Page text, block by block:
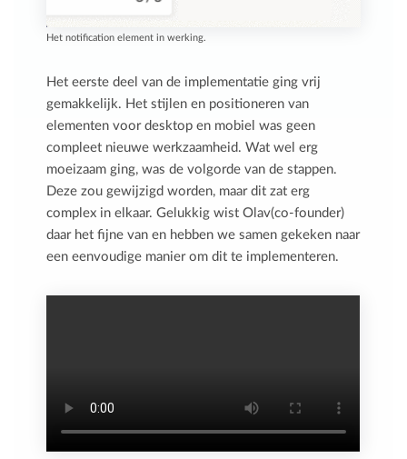
Het notification element in werking.
Het eerste deel van de implementatie ging vrij
gemakkelijk. Het stijlen en positioneren van
elementen voor desktop en mobiel was geen
compleet nieuwe werkzaamheid. Wat wel erg
moeizaam ging, was de volgorde van de stappen.
Deze zou gewijzigd worden, maar dit zat erg
complex in elkaar. Gelukkig wist Olav(co-founder)
daar het fijne van en hebben we samen gekeken naar
een eenvoudige manier om dit te implementeren.